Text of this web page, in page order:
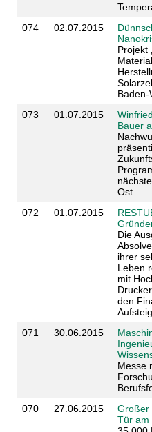
074
02.07.2015
Projekt
Baden-
073
01.07.2015
Bauer
Ost
072
01.07.2015
Die
ihrer
Leben
mit
den
071
30.06.2015
Messe
070
27.06.2015
Großer
Tür am